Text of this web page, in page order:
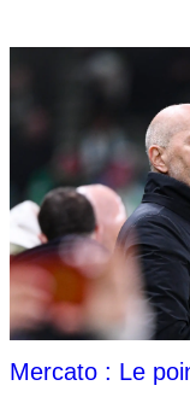
Mercato : Le